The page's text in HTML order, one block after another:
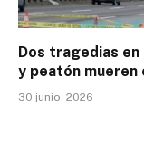
Dos tragedias
y peatón
30 junio, 2026